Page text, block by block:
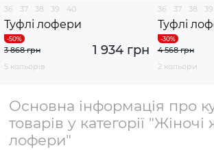
36 37 38 39 40
Туфлі лофери
1 934 грн
3 868 грн
5 кольорів
36 37 38 39
Туфлі
4 568 грн
2 кольори
Основна інформація про
товарів у категорії "Жіночі
лофери"